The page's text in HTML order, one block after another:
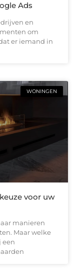
Ads
en
om
er iemand in
WONINGEN
voor uw
manieren
Maar welke
een